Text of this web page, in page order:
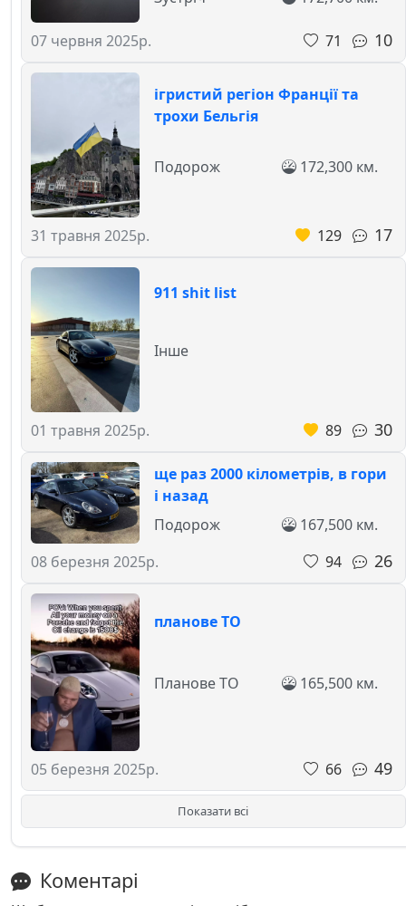
07 червня 2025р. 71 10
ігристий регіон Франції та
трохи Бельгія
31 травня 2025р.
Подорож 172,300 км.
129 17
911 shit list
01 травня 2025р.
Інше
89 30
ще раз 2000 кілометрів, в гори
і назад
08 березня 2025р.
Подорож
167,500 км.
94
26
планове ТО
05 березня 2025р.
Планове ТО 165,500 км.
66 49
Показати всі
Коментарі